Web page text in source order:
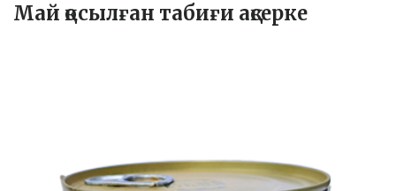
Май қосылған табиғи ақсерке